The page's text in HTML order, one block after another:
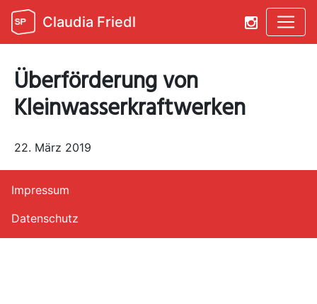
Claudia Friedl
Überförderung von
Kleinwasserkraftwerken
22. März 2019
Impressum
Datenschutz